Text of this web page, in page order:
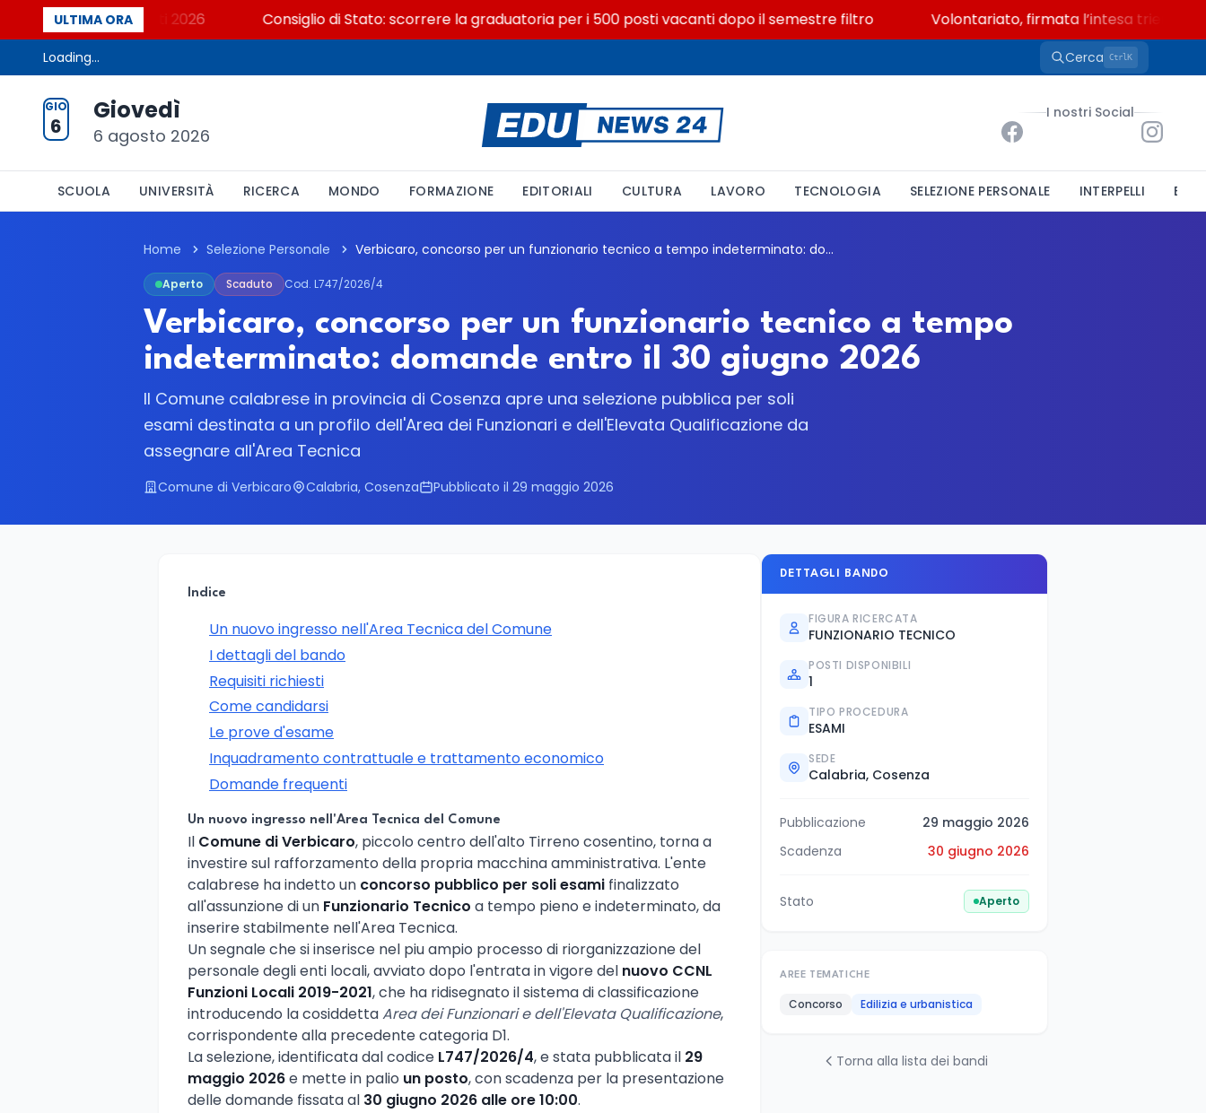
ULTIMA ORA
dicono i dati 2026 Consiglio di Stato: scorrere la graduatoria per i 500 posti vacanti dopo il semestre filtro Volontariato, firmata l’intesa triennale tra
Loading... Cerca CtrlK
GIO
6
Giovedì
6 agosto 2026
I nostri Social
SCUOLA UNIVERSITÀ RICERCA MONDO FORMAZIONE EDITORIALI CULTURA LAVORO TECNOLOGIA SELEZIONE PERSONALE INTERPELLI
Home Selezione Personale Verbicaro, concorso per un funzionario tecnico a tempo indeterminato: domande entro il 30 giugno 2026
Aperto Scaduto Cod. L747/2026/4
Verbicaro, concorso per un funzionario tecnico a tempo
indeterminato: domande entro il 30 giugno 2026
Il Comune calabrese in provincia di Cosenza apre una selezione pubblica per soli
esami destinata a un profilo dell'Area dei Funzionari e dell'Elevata Qualificazione da
assegnare all'Area Tecnica
Comune di Verbicaro Calabria, Cosenza Pubblicato il 29 maggio 2026
Indice
Un nuovo ingresso nell'Area Tecnica del Comune
I dettagli del bando
Requisiti richiesti
Come candidarsi
Le prove d'esame
Inquadramento contrattuale e trattamento economico
Domande frequenti
Un nuovo ingresso nell'Area Tecnica del Comune
Il Comune di Verbicaro, piccolo centro dell'alto Tirreno cosentino, torna a
investire sul rafforzamento della propria macchina amministrativa. L'ente
calabrese ha indetto un concorso pubblico per soli esami finalizzato
all'assunzione di un Funzionario Tecnico a tempo pieno e indeterminato, da
inserire stabilmente nell'Area Tecnica.
Un segnale che si inserisce nel piu ampio processo di riorganizzazione del
personale degli enti locali, avviato dopo l'entrata in vigore del nuovo CCNL
Funzioni Locali 2019-2021, che ha ridisegnato il sistema di classificazione
introducendo la cosiddettaArea dei Funzionari e dell'Elevata Qualificazione,
corrispondente alla precedente categoria D1.
La selezione, identificata dal codice L747/2026/4, e stata pubblicata il 29
maggio 2026e mette in palio un posto, con scadenza per la presentazione
delle domande fissata al 30 giugno 2026 alle ore 10:00.
DETTAGLI BANDO
FIGURA RICERCATA
FUNZIONARIO TECNICO
POSTI DISPONIBILI
1
TIPO PROCEDURA
ESAMI
SEDE
Calabria, Cosenza
Pubblicazione
29 maggio 2026
Scadenza
30 giugno 2026
Stato Aperto
AREE TEMATICHE
Concorso Edilizia e urbanistica
Torna alla lista dei bandi